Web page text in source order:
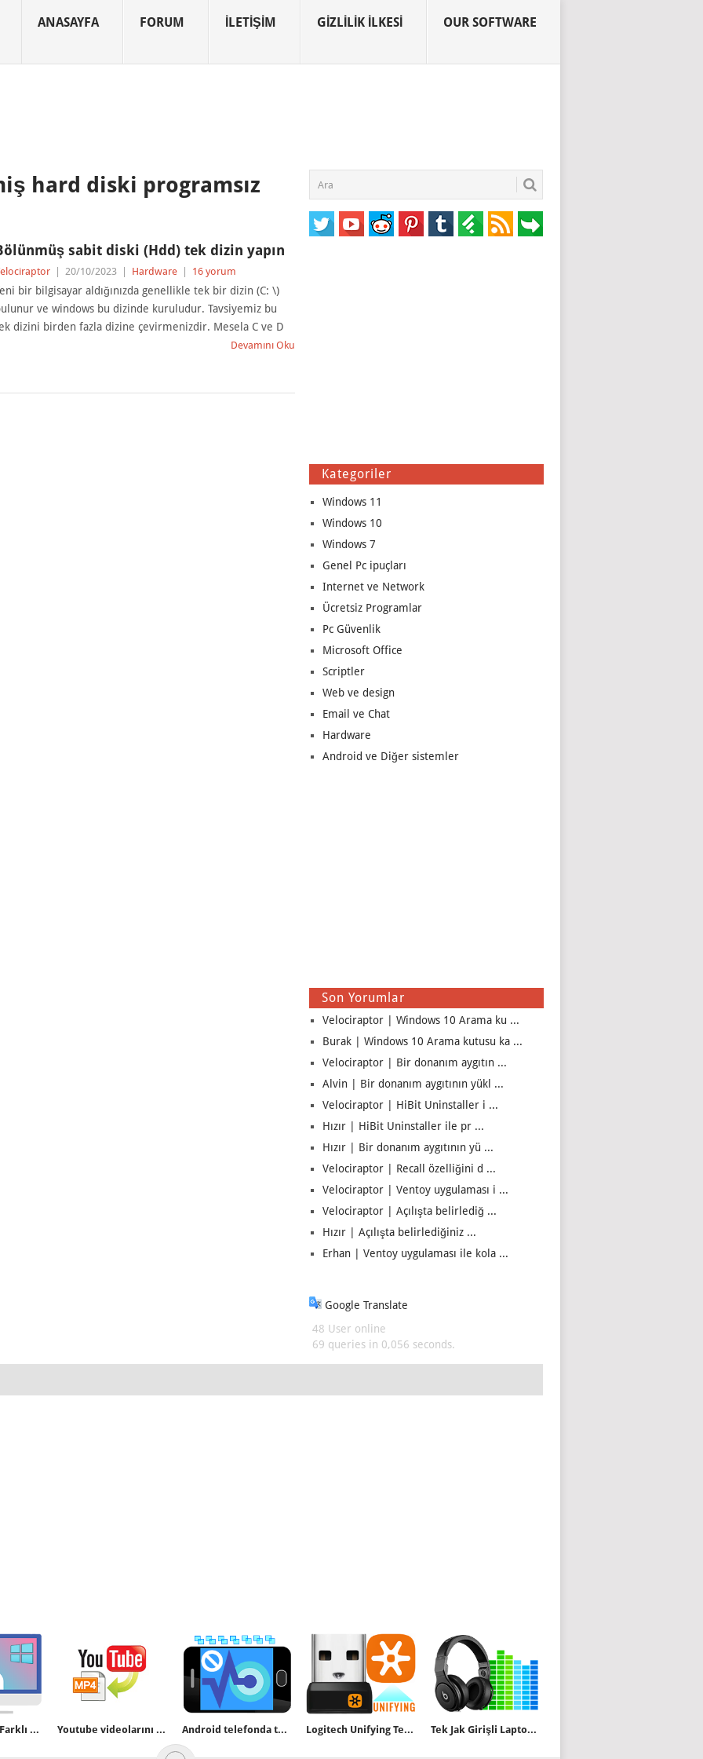
ANASAYFA FORUM İLETIŞIM GIZLILIK İLKESI OUR SOFTWARE
hard diski programsız
sabit diski (Hdd) tek dizin yapın
20/10/2023 Hardware 16 yorum
bir bilgisayar aldığınızda genellikle tek bir dizin (C: \)
ve windows bu dizinde kuruludur. Tavsiyemiz bu
dizini birden fazla dizine çevirmenizdir. Mesela C ve D
Devamını Oku
Kategoriler
Windows 11
Windows 10
Windows 7
Genel Pc ipuçları
Internet ve Network
Ücretsiz Programlar
Pc Güvenlik
Microsoft Office
Scriptler
Web ve design
Email ve Chat
Hardware
Android ve Diğer sistemler
Son Yorumlar
Velociraptor | Windows 10 Arama ku ...
Burak | Windows 10 Arama kutusu ka ...
Velociraptor | Bir donanım aygıtın ...
Alvin | Bir donanım aygıtının yükl ...
Velociraptor | HiBit Uninstaller i ...
Hızır | HiBit Uninstaller ile pr ...
Hızır | Bir donanım aygıtının yü ...
Velociraptor | Recall özelliğini d ...
Velociraptor | Ventoy uygulaması i ...
Velociraptor | Açılışta belirlediğ ...
Hızır | Açılışta belirlediğiniz ...
Erhan | Ventoy uygulaması ile kola ...
Google Translate
48 User online
69 queries in 0,056 seconds.
Uygulamaları Farklı Kullanıcı Olarak Çalıştırın Youtube videolarını Mp4 formatında indirelim Android telefonda tüm sensörler nasıl kapatılır Logitech Unifying Teknolojisi nedir ne işe yarar Tek Jak Girişli Laptopta Oyuncu Kulaklığı kullanmak